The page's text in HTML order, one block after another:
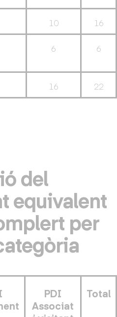
10 16
6 6
16 22
del
equivalent
per
PDI
Associat
Total